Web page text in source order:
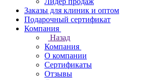
Заказы для клиник и оптом
Подарочный сертификат
Компания
Назад
Компания
О компании
Сертификаты
Отзывы